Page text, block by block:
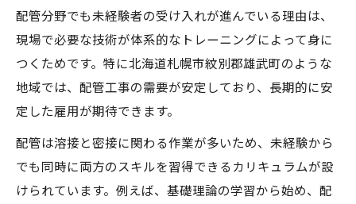
配管分野でも未経験者の受け入れが進んでいる理由は、
現場で必要な技術が体系的なトレーニングによって身に
つくためです。特に北海道札幌市紋別郡雄武町のような
地域では、配管工事の需要が安定しており、長期的に安
定した雇用が期待できます。
配管は溶接と密接に関わる作業が多いため、未経験から
でも同時に両方のスキルを習得できるカリキュラムが設
けられています。例えば、基礎理論の学習から始め、配